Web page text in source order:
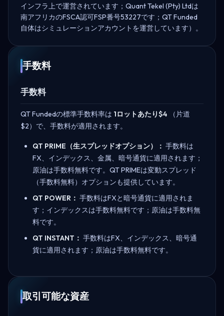
インフラ上で運営されています；Quant Tekel (Pty) Ltdは
南アフリカのFSCA認可FSP番号53227です；QT Funded
自体はシミュレーションアカウントを運営しています）。
手数料
手数料
QT Fundedの標準手数料率は 1ロットあたり$4 （片道
$2）で、手数料が適用されます。
QT PRIME（生スプレッドオプション）： 手数料は
FX、インデックス、金属、暗号通貨に適用されます；
原油は手数料無料です。QT PRIMEは変動スプレッド
（手数料無料）オプションも提供しています。
QT POWER： 手数料はFXと暗号通貨に適用されま
す；インデックスは手数料無料です；原油は手数料無
料です。
QT INSTANT： 手数料はFX、インデックス、暗号通
貨に適用されます；原油は手数料無料です。
取引可能な資産